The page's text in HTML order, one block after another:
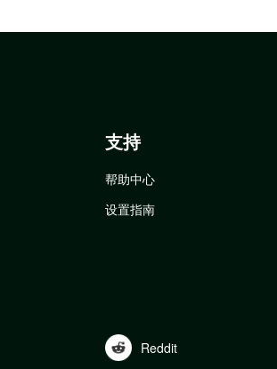
支持
帮助中心
设置指南
Reddit